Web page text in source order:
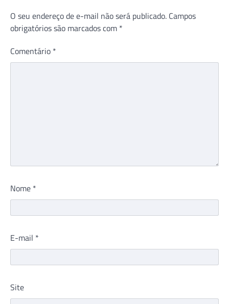
O seu endereço de e-mail não será publicado. Campos
obrigatórios são marcados com *
Comentário *
Nome *
E-mail *
Site